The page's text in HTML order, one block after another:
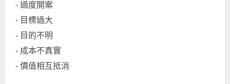
- 過度開案
- 目標過大
- 目的不明
- 成本不真實
- 價值相互抵消